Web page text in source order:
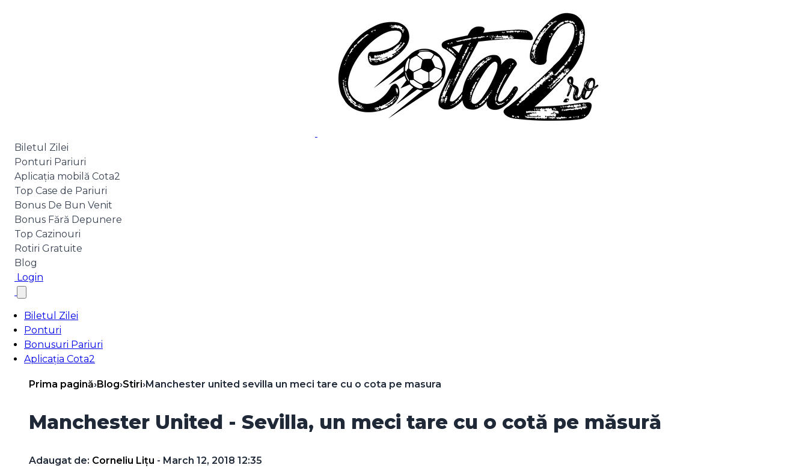
Biletul Zilei
Ponturi Pariuri
Aplicația mobilă Cota2
Top Case de Pariuri
Bonus De Bun Venit
Bonus Fără Depunere
Top Cazinouri
Rotiri Gratuite
Blog
Login
Biletul Zilei
Ponturi
Bonusuri Pariuri
Aplicația Cota2
Prima pagină›Blog›Stiri›Manchester united sevilla un meci tare cu o cota pe masura
Manchester United - Sevilla, un meci tare cu o cotă pe măsură
Adaugat de: Corneliu Lițu - March 12, 2018 12:35